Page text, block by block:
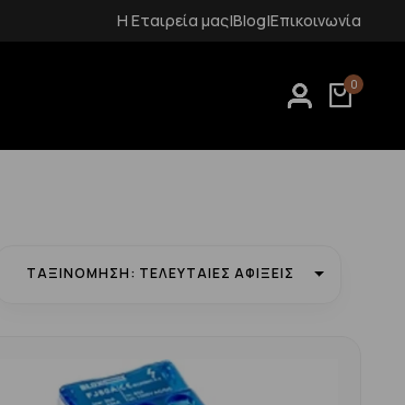
Δωρεάν μεταφορικά για αγορές
Η Εταιρεία μας|Blog|Επικοινωνία
0
ΤΑΞΙΝΌΜΗΣΗ: ΤΕΛΕΥΤΑΊΕΣ ΑΦΊΞΕΙΣ